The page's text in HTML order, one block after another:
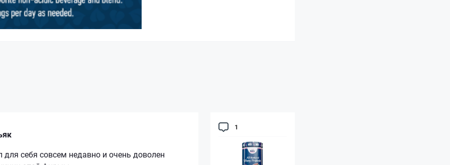
1
себя совсем недавно и очень доволен